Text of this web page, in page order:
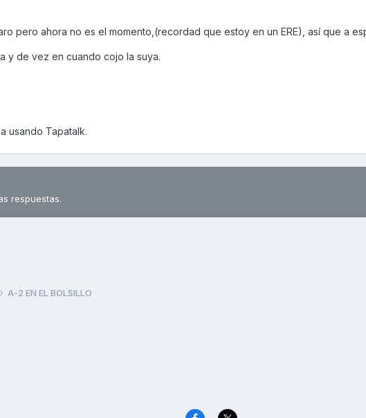
pero ahora no es el momento,(recordad que estoy en un ERE), así que a
y de vez en cuando cojo la suya.
usando Tapatalk.
respuestas.
A-2 EN EL BOLSILLO